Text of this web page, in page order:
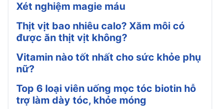
Xét nghiệm magie máu
Thịt vịt bao nhiêu calo? Xăm môi có
được ăn thịt vịt không?
Vitamin nào tốt nhất cho sức khỏe phụ
nữ?
Top 6 loại viên uống mọc tóc biotin hỗ
trợ làm dày tóc, khỏe móng